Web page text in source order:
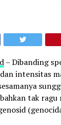
– Dibanding
intensitas
tak